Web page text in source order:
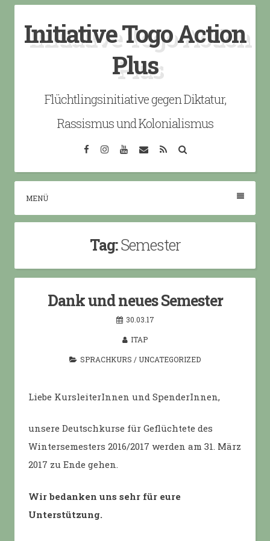
content
Initiative Togo Action
Plus
Flüchtlingsinitiative gegen Diktatur,
Rassismus und Kolonialismus
FacebookInstagramYouTube
EmailRSS
MENÜ
Tag:Semester
Dank und neues Semester
30.03.17
ITAP
SPRACHKURS / UNCATEGORIZED
Liebe KursleiterInnen und SpenderInnen,
unsere Deutschkurse für Geflüchtete des
Wintersemesters 2016/2017 werden am 31. März
2017 zu Ende gehen.
Wir bedanken uns sehr für eure
Unterstützung.